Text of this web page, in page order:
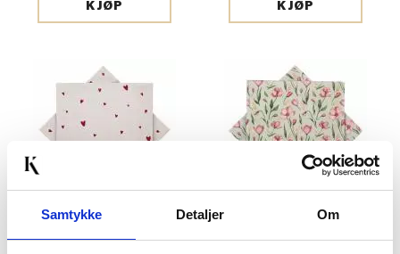
Samtykke Detaljer Om
KJØP KJØP
SERVIETT HJERTER
SERVIETT VÅRBLOMST